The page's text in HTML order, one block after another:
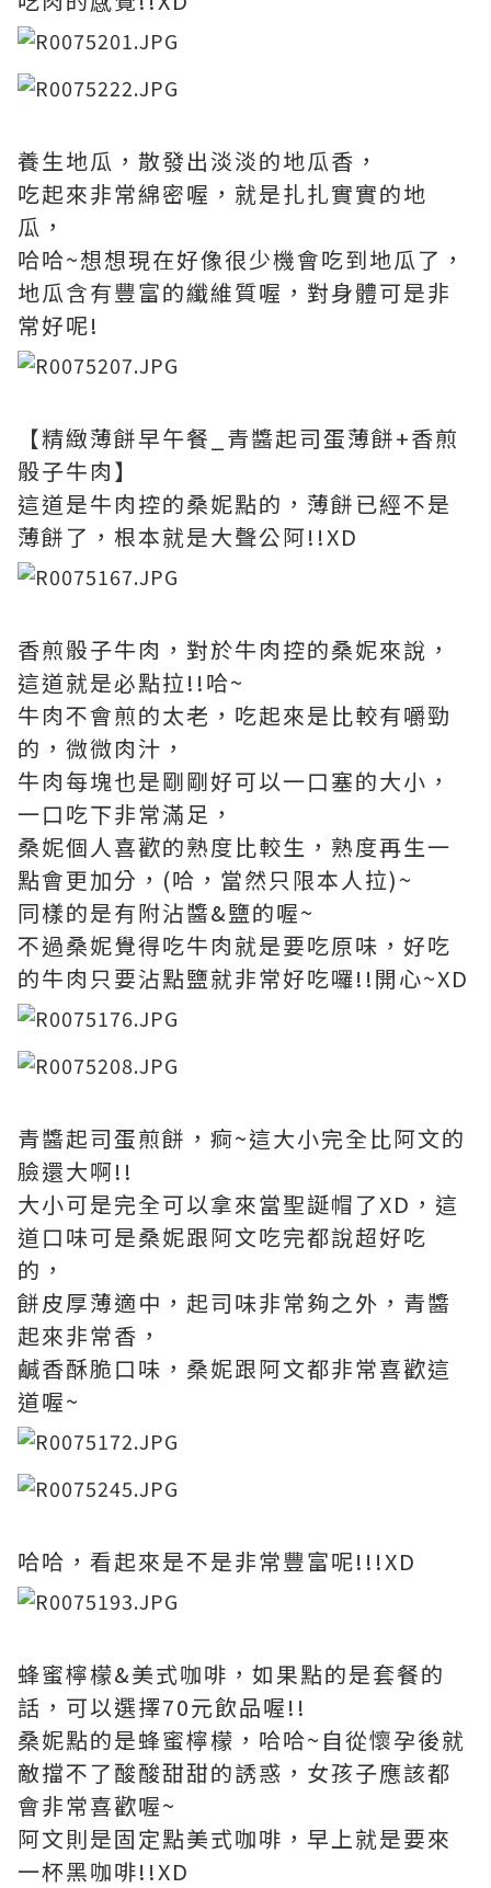
養生地瓜，散發出淡淡的地瓜香，
吃起來非常綿密喔，就是扎扎實實的地
瓜，
哈哈~想想現在好像很少機會吃到地瓜了，
地瓜含有豐富的纖維質喔，對身體可是非
常好呢!
【精緻薄餅早午餐_青醬起司蛋薄餅+香煎
骰子牛肉】
這道是牛肉控的桑妮點的，薄餅已經不是
薄餅了，根本就是大聲公阿!!XD
香煎骰子牛肉，對於牛肉控的桑妮來說，
這道就是必點拉!!哈~
牛肉不會煎的太老，吃起來是比較有嚼勁
的，微微肉汁，
牛肉每塊也是剛剛好可以一口塞的大小，
一口吃下非常滿足，
桑妮個人喜歡的熟度比較生，熟度再生一
點會更加分，(哈，當然只限本人拉)~
同樣的是有附沾醬&鹽的喔~
不過桑妮覺得吃牛肉就是要吃原味，好吃
的牛肉只要沾點鹽就非常好吃囉!!開心~XD
青醬起司蛋煎餅，痾~這大小完全比阿文的
臉還大啊!!
大小可是完全可以拿來當聖誕帽了XD，這
道口味可是桑妮跟阿文吃完都說超好吃
的，
餅皮厚薄適中，起司味非常夠之外，青醬
起來非常香，
鹹香酥脆口味，桑妮跟阿文都非常喜歡這
道喔~
哈哈，看起來是不是非常豐富呢!!!XD
蜂蜜檸檬&美式咖啡，如果點的是套餐的
話，可以選擇70元飲品喔!!
桑妮點的是蜂蜜檸檬，哈哈~自從懷孕後就
敵擋不了酸酸甜甜的誘惑，女孩子應該都
會非常喜歡喔~
阿文則是固定點美式咖啡，早上就是要來
一杯黑咖啡!!XD